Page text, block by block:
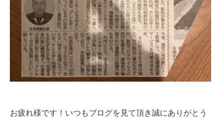
お疲れ様です！いつもブログを見て頂き誠にありがとう